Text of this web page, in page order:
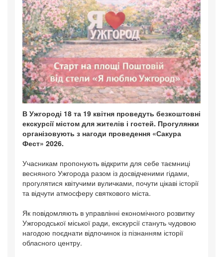
В Ужгороді 18 та 19 квітня проведуть безкоштовні
екскурсії містом для жителів і гостей. Прогулянки
організовують з нагоди проведення «Сакура
Фест» 2026.
Учасникам пропонують відкрити для себе таємниці
весняного Ужгорода разом із досвідченими гідами,
прогулятися квітучими вуличками, почути цікаві історії
та відчути атмосферу святкового міста.
Як повідомляють в управлінні економічного розвитку
Ужгородської міської ради, екскурсії стануть чудовою
нагодою поєднати відпочинок із пізнанням історії
обласного центру.